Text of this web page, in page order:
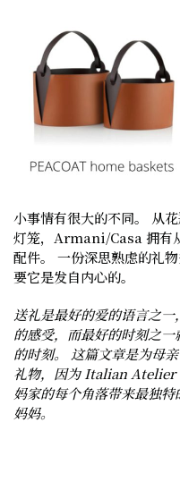
小事情有很大的不同。 从
灯笼，Armani/Casa 拥有
配件。 一份深思熟虑的礼
要它是发自内心的。
送礼是最好的爱的语言之
的感受，而最好的时刻之
的时刻。 这篇文章是为母
礼物，因为 Italian Atelier
妈家的每个角落带来最独
妈妈。